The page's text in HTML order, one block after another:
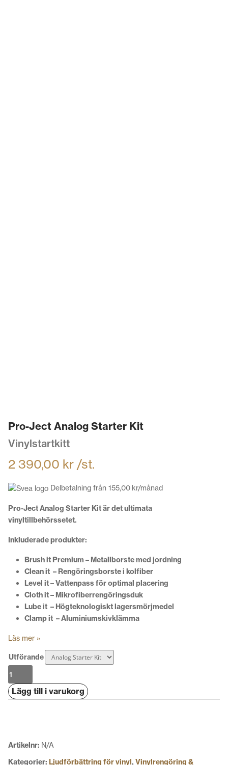
Pro-Ject Analog Starter Kit
Vinylstartkitt
2 390,00 kr /st.
Delbetalning från 155,00 kr/månad
Pro-Ject Analog Starter Kit är det ultimata
vinyltillbehörssetet.
Inkluderade produkter:
Brush it Premium – Metallborste med jordning
Clean it – Rengöringsborste i kolfiber
Level it – Vattenpass för optimal placering
Cloth it – Mikrofiberrengöringsduk
Lube it – Högteknologiskt lagersmörjmedel
Clamp it – Aluminiumskivklämma
Läs mer »
Utförande
Pro-
Ject
Analog
Lägg till i varukorg
Artikelnr: N/A
Kategorier: Ljudförbättring för vinyl, Vinylrengöring &